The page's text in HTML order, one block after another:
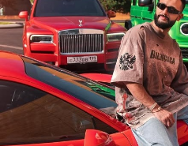
В мае 2025 года МВД РФ
международный розыск
В его отношении
неуплате налогов и
доходов в особо крупном
мужчину заочно
Фото: База розыска МВД РФ
НАЛОГИ ПОИСК ЛЮДЕЙ
ГАСАН ГУСЕЙНОВ